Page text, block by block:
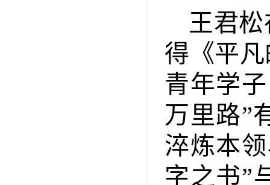
王君
得《平
青年学
万里路”
淬炼本
字之书”